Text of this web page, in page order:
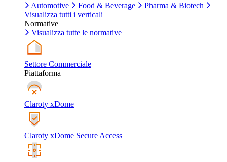
Automotive
Food & Beverage
Pharma & Biotech
Visualizza tutti i verticali
Normative
Visualizza tutte le normative
Settore Commerciale
Piattaforma
Claroty xDome
Claroty xDome Secure Access